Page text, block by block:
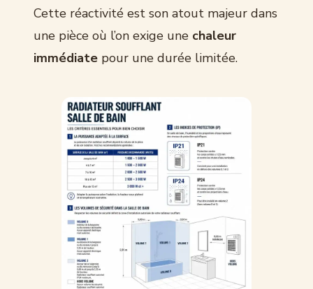
Cette réactivité est son atout majeur dans
une pièce où l’on exige une chaleur
immédiate pour une durée limitée.